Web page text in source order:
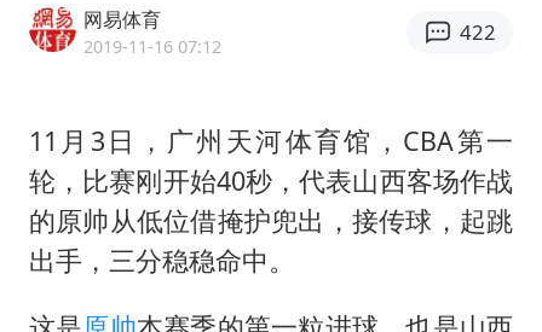
央视新主播李秋莹孙亚鹏亮相
泰国初中生饮弹自尽前开了26枪
36岁男演员成景区NPC后人气爆棚
网易体育
2019-11-16 07:12
422
11月3日，广州天河体育馆，CBA第一
轮，比赛刚开始40秒，代表山西客场作战
的原帅从低位借掩护兜出，接传球，起跳
出手，三分稳稳命中。